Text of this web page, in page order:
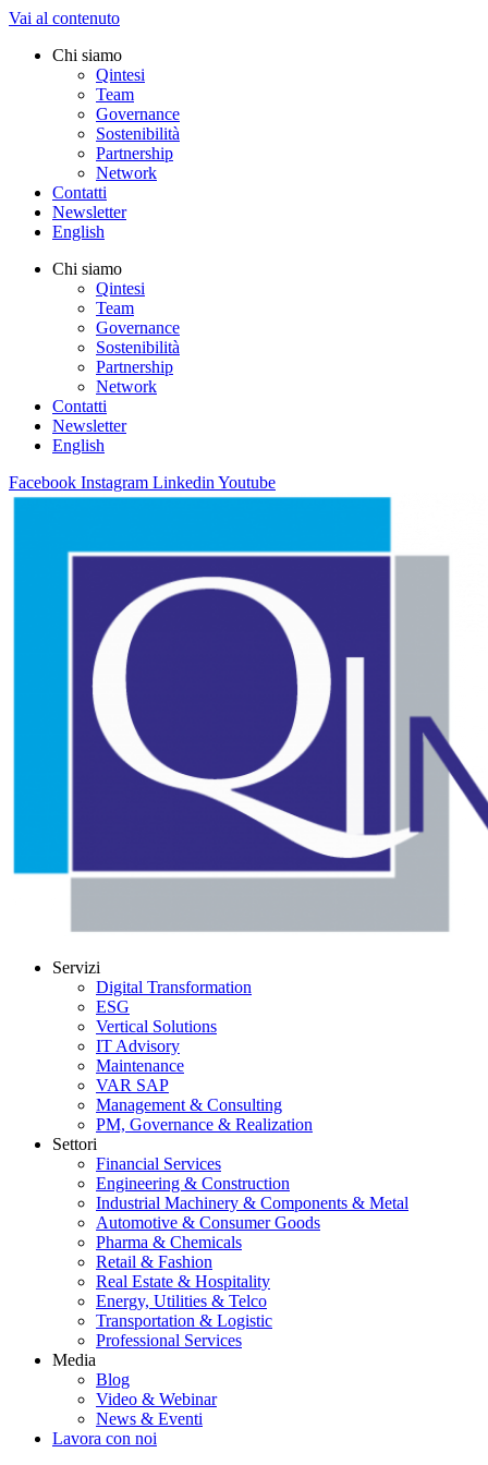
Vai al contenuto
Chi siamo
Qintesi
Team
Governance
Sostenibilità
Partnership
Network
Contatti
Newsletter
English
Chi siamo
Qintesi
Team
Governance
Sostenibilità
Partnership
Network
Contatti
Newsletter
English
Facebook Instagram Linkedin Youtube
Servizi
Digital Transformation
ESG
Vertical Solutions
IT Advisory
Maintenance
VAR SAP
Management & Consulting
PM, Governance & Realization
Settori
Financial Services
Engineering & Construction
Industrial Machinery & Components & Metal
Automotive & Consumer Goods
Pharma & Chemicals
Retail & Fashion
Real Estate & Hospitality
Energy, Utilities & Telco
Transportation & Logistic
Professional Services
Media
Blog
Video & Webinar
News & Eventi
Lavora con noi